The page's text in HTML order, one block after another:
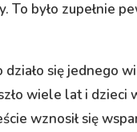
To było zupełnie
się jednego
wiele lat i dzieci
wznosił się